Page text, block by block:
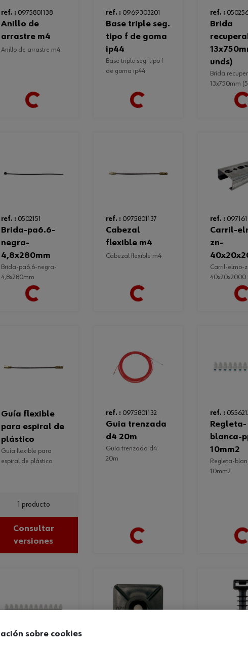
ref. : 0975801138
anillo de
arrastre m4
anillo de arrastre m4
Loading...
ref. : 0969303201
base triple seg.
tipo f de goma
ip44
base triple seg. tipo f
de goma ip44
Loading...
ref. :
brida
unds)
brida recuperable
13x750mm
ref. : 0502151
brida-pa6.6-
negra-
4,8x280mm
brida-pa6.6-negra-
4,8x280mm
Loading...
ref. : 0975801137
cabezal
flexible m4
cabezal flexible m4
Loading...
ref. :
carril-elmo-
zn-
carril-elmo-zn-
40x20x2000
guía flexible
para espiral de
plástico
guía flexible para
espiral de plástico
1 producto
Consultar
versiones
ref. : 0975801132
guia trenzada
d4 20m
guia trenzada d4
20m
Loading...
ref. :
regleta-
blanca-
10mm2
regleta-blanca-pp-
10mm2
sobre cookies